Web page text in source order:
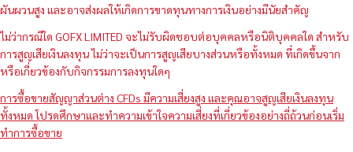
ผันผวนสูง และอาจส่งผลให้เกิดการขาดทุนทางการเงินอย่างมีนัยสำคัญ
ไม่ว่ากรณีใด GOFX LIMITED จะไม่รับผิดชอบต่อบุคคลหรือนิติบุคคลใด สำหรับ
การสูญเสียเงินลงทุน ไม่ว่าจะเป็นการสูญเสียบางส่วนหรือทั้งหมด ที่เกิดขึ้นจาก
หรือเกี่ยวข้องกับกิจกรรมการลงทุนใดๆ
การซื้อขายสัญญาส่วนต่าง CFDs มีความเสี่ยงสูง และคุณอาจสูญเสียเงินลงทุน
ทั้งหมด โปรดศึกษาและทำความเข้าใจความเสี่ยงที่เกี่ยวข้องอย่างถี่ถ้วนก่อนเริ่ม
ทำการซื้อขาย